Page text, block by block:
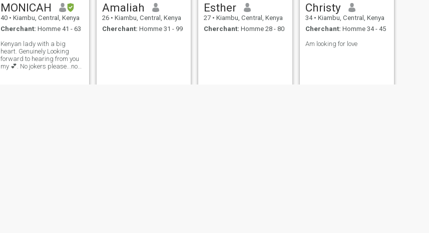
MONICAH
40 • Kiambu, Central, Kenya
Cherchant: Homme 41 - 63
Kenyan lady with a big
heart. Genuinely Looking
forward to hearing from you
my 💕. No jokers please...not
Amaliah
26 • Kiambu, Central, Kenya
Cherchant: Homme 31 - 99
Esther
27 • Kiambu, Central, Kenya
Cherchant: Homme 28 - 80
Christy
34 • Kiambu, Central, Kenya
Cherchant: Homme 34 - 45
Am looking for love